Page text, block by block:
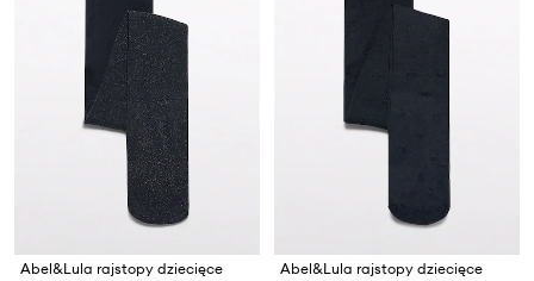
Abel&Lula rajstopy dziecięce
Abel&Lula rajstopy dziecięce